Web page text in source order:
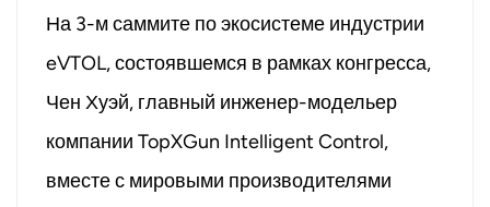
На 3-м саммите по экосистеме индустрии
eVTOL, состоявшемся в рамках конгресса,
Чен Хуэй, главный инженер-модельер
компании TopXGun Intelligent Control,
вместе с мировыми производителями